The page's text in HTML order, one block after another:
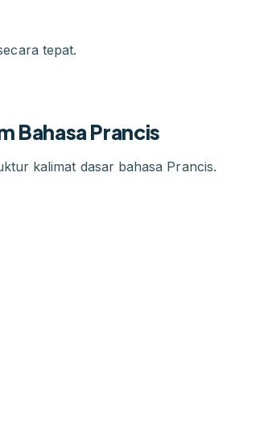
tepat.
Bahasa Prancis
kalimat dasar bahasa Prancis.